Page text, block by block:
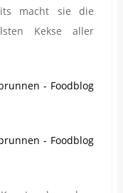
macht sie die
Kekse aller